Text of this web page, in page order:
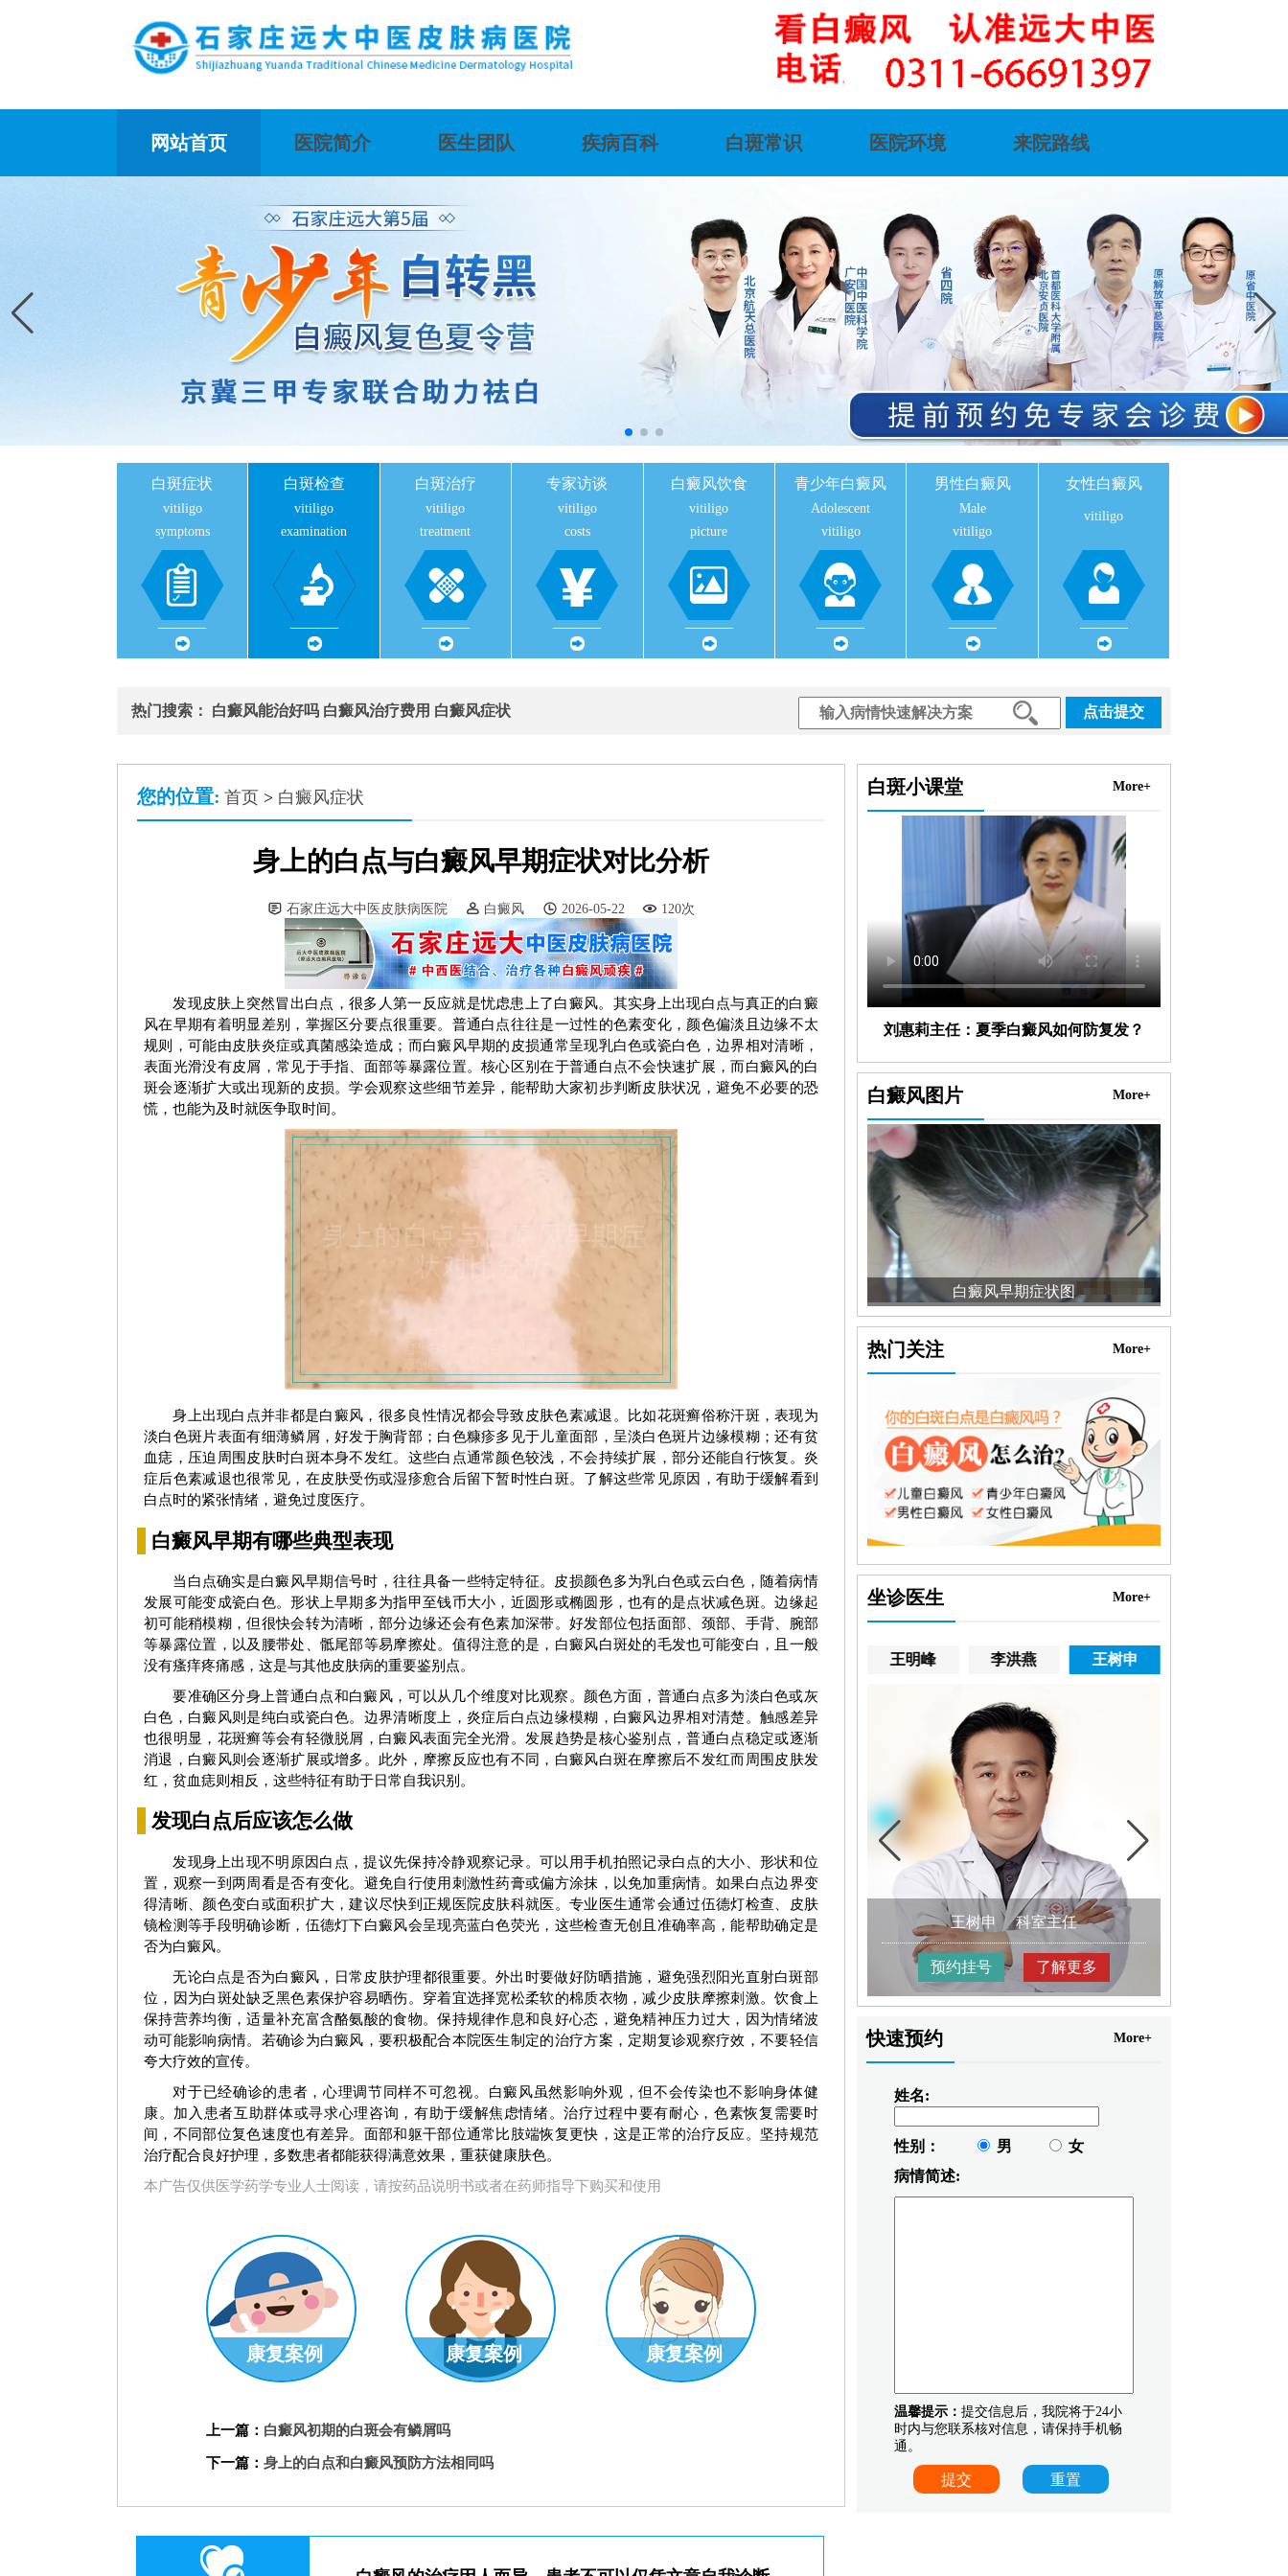
网站首页 医院简介 医生团队 疾病百科 白斑常识 医院环境 来院路线
白斑症状
vitiligo
symptoms
白斑检查
vitiligo
examination
白斑治疗
vitiligo
treatment
专家访谈
vitiligo
costs
白癜风饮食
vitiligo
picture
青少年白癜风
Adolescent
vitiligo
男性白癜风
Male
vitiligo
女性白癜风
vitiligo
热门搜索： 白癜风能治好吗 白癜风治疗费用 白癜风症状 点击提交
您的位置: 首页 > 白癜风症状
身上的白点与白癜风早期症状对比分析
石家庄远大中医皮肤病医院 白癜风 2026-05-22 120次
发现皮肤上突然冒出白点，很多人第一反应就是忧虑患上了白癜风。其实身上出现白点与真正的白癜
风在早期有着明显差别，掌握区分要点很重要。普通白点往往是一过性的色素变化，颜色偏淡且边缘不太
规则，可能由皮肤炎症或真菌感染造成；而白癜风早期的皮损通常呈现乳白色或瓷白色，边界相对清晰，
表面光滑没有皮屑，常见于手指、面部等暴露位置。核心区别在于普通白点不会快速扩展，而白癜风的白
斑会逐渐扩大或出现新的皮损。学会观察这些细节差异，能帮助大家初步判断皮肤状况，避免不必要的恐
慌，也能为及时就医争取时间。
身上出现白点并非都是白癜风，很多良性情况都会导致皮肤色素减退。比如花斑癣俗称汗斑，表现为
淡白色斑片表面有细薄鳞屑，好发于胸背部；白色糠疹多见于儿童面部，呈淡白色斑片边缘模糊；还有贫
血痣，压迫周围皮肤时白斑本身不发红。这些白点通常颜色较浅，不会持续扩展，部分还能自行恢复。炎
症后色素减退也很常见，在皮肤受伤或湿疹愈合后留下暂时性白斑。了解这些常见原因，有助于缓解看到
白点时的紧张情绪，避免过度医疗。
白癜风早期有哪些典型表现
当白点确实是白癜风早期信号时，往往具备一些特定特征。皮损颜色多为乳白色或云白色，随着病情
发展可能变成瓷白色。形状上早期多为指甲至钱币大小，近圆形或椭圆形，也有的是点状减色斑。边缘起
初可能稍模糊，但很快会转为清晰，部分边缘还会有色素加深带。好发部位包括面部、颈部、手背、腕部
等暴露位置，以及腰带处、骶尾部等易摩擦处。值得注意的是，白癜风白斑处的毛发也可能变白，且一般
没有瘙痒疼痛感，这是与其他皮肤病的重要鉴别点。
要准确区分身上普通白点和白癜风，可以从几个维度对比观察。颜色方面，普通白点多为淡白色或灰
白色，白癜风则是纯白或瓷白色。边界清晰度上，炎症后白点边缘模糊，白癜风边界相对清楚。触感差异
也很明显，花斑癣等会有轻微脱屑，白癜风表面完全光滑。发展趋势是核心鉴别点，普通白点稳定或逐渐
消退，白癜风则会逐渐扩展或增多。此外，摩擦反应也有不同，白癜风白斑在摩擦后不发红而周围皮肤发
红，贫血痣则相反，这些特征有助于日常自我识别。
发现白点后应该怎么做
发现身上出现不明原因白点，提议先保持冷静观察记录。可以用手机拍照记录白点的大小、形状和位
置，观察一到两周看是否有变化。避免自行使用刺激性药膏或偏方涂抹，以免加重病情。如果白点边界变
得清晰、颜色变白或面积扩大，建议尽快到正规医院皮肤科就医。专业医生通常会通过伍德灯检查、皮肤
镜检测等手段明确诊断，伍德灯下白癜风会呈现亮蓝白色荧光，这些检查无创且准确率高，能帮助确定是
否为白癜风。
无论白点是否为白癜风，日常皮肤护理都很重要。外出时要做好防晒措施，避免强烈阳光直射白斑部
位，因为白斑处缺乏黑色素保护容易晒伤。穿着宜选择宽松柔软的棉质衣物，减少皮肤摩擦刺激。饮食上
保持营养均衡，适量补充富含酪氨酸的食物。保持规律作息和良好心态，避免精神压力过大，因为情绪波
动可能影响病情。若确诊为白癜风，要积极配合本院医生制定的治疗方案，定期复诊观察疗效，不要轻信
夸大疗效的宣传。
对于已经确诊的患者，心理调节同样不可忽视。白癜风虽然影响外观，但不会传染也不影响身体健
康。加入患者互助群体或寻求心理咨询，有助于缓解焦虑情绪。治疗过程中要有耐心，色素恢复需要时
间，不同部位复色速度也有差异。面部和躯干部位通常比肢端恢复更快，这是正常的治疗反应。坚持规范
治疗配合良好护理，多数患者都能获得满意效果，重获健康肤色。
本广告仅供医学药学专业人士阅读，请按药品说明书或者在药师指导下购买和使用
康复案例 康复案例 康复案例
上一篇： 白癜风初期的白斑会有鳞屑吗
下一篇： 身上的白点和白癜风预防方法相同吗
白斑小课堂 More+
刘惠莉主任：夏季白癜风如何防复发？
白癜风图片 More+
白癜风早期症状图
热门关注 More+
坐诊医生 More+
王明峰 李洪燕 王树申
科室主任
了解更多
王明峰 科室主任
预约挂号 了解更多
李洪燕 科室主任
预约挂号 了解更多
王树申 科室主任
预约挂号 了解更多
快速预约 More+
姓名:
性别： 男
女
病情简述:
温馨提示： 提交信息后，我院将于24小
时内与您联系核对信息，请保持手机畅
通。